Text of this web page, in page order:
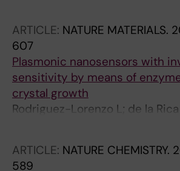
Evans ND; McComb DW;
ARTICLE: NATURE MATERIALS.
607
Plasmonic nanosensors with
sensitivity by means of
crystal growth
Rodriguez-Lorenzo L; de la
Puebla RA; Liz-Marzan LM;
ARTICLE: NATURE CHEMISTRY.
589